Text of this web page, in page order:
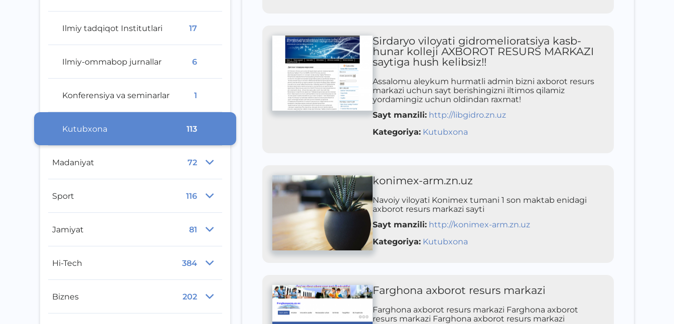
Ilmiy tadqiqot Institutlari 17
Ilmiy-ommabop jurnallar 6
Konferensiya va seminarlar 1
Kutubxona 113
Madaniyat 72
Sport 116
Jamiyat 81
Hi-Tech 384
Biznes 202
Sirdaryo viloyati gidromelioratsiya kasb-
hunar kolleji AXBOROT RESURS MARKAZI
saytiga hush kelibsiz!!
Assalomu aleykum hurmatli admin bizni axborot resurs
markazi uchun sayt berishingizni iltimos qilamiz
yordamingiz uchun oldindan raxmat!
Sayt manzili: http://libgidro.zn.uz
Kategoriya: Kutubxona
konimex-arm.zn.uz
Navoiy viloyati Konimex tumani 1 son maktab enidagi
axborot resurs markazi sayti
Sayt manzili: http://konimex-arm.zn.uz
Kategoriya: Kutubxona
Farghona axborot resurs markazi
Farghona axborot resurs markazi Farghona axborot
resurs markazi Farghona axborot resurs markazi